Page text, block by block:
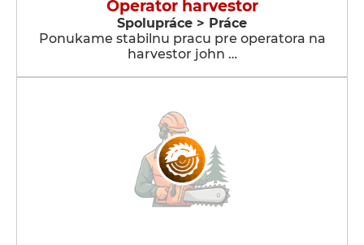
Operator harvestor
Spolupráce > Práce
Ponukame stabilnu pracu pre operatora na
harvestor john …